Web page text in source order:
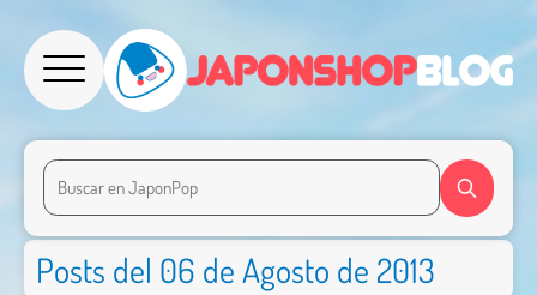
Posts del 06 de Agosto de 2013